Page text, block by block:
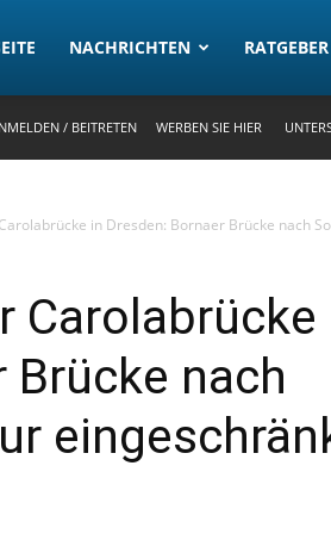
NACHRICHTEN RATGEBER
/ BEITRETEN WERBEN SIE HIER
in Dresden: Bornaer Brücke nach
Carolabrücke
Brücke nach